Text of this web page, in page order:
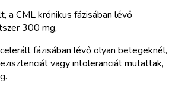
a CML krónikus fázisában lévő
300 mg,
fázisában lévő olyan betegeknél,
vagy intoleranciát mutattak,